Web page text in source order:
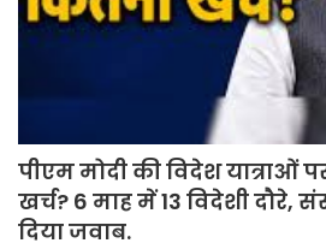
पीएम मोदी की विदेश यात्राओं
खर्च? 6 माह में 13 विदेशी दौरे,
दिया जवाब.